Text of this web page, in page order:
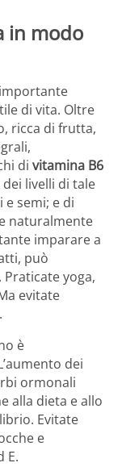
in modo
di vita. Oltre
ricca di frutta,
di vitamina B6
livelli di tale
e semi; e di
naturalmente
imparare a
può
yoga,
evitate
è
dei
ormonali
alla dieta e allo
Evitate
e
E.